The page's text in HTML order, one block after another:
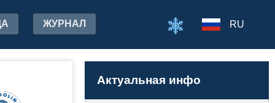
ЖУРНАЛ RU
Актуальная инфо